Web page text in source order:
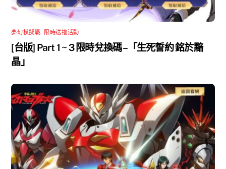
夢幻模擬戰 限時送禮活動
[台版] Part 1 ~ 3 限時兌換碼 –「生死誓約 銘於黯
晶」